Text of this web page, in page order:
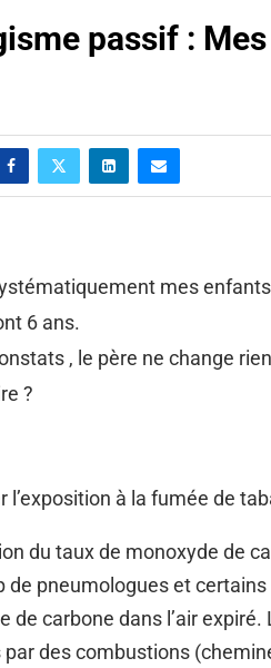
passif :
mes
6 ans.
, le père ne change
?
l’exposition à la fumée de
du taux de monoxyde de
de pneumologues et
de carbone dans l’air
par des combustions